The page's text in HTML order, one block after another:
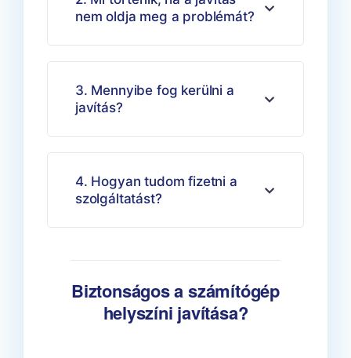
nem oldja meg a problémát?
3. Mennyibe fog kerülni a
javítás?
4. Hogyan tudom fizetni a
szolgáltatást?
Biztonságos a számítógép
helyszíni javítása?